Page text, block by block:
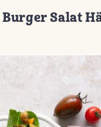
Salat